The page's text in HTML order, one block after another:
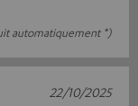
automatiquement *)
22/10/2025